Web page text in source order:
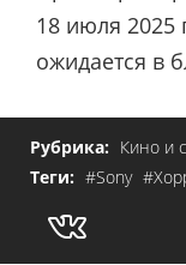
18 июля 2025
ожидается в
Рубрика: Кино и
Теги: #Sony